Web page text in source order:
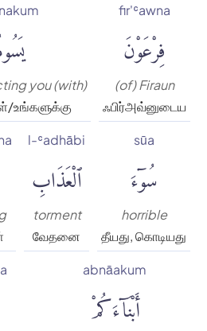
fir'ʿawna
فِرْعَوْنَ
(of) Firaun
ஃபிர்அவ்னுடைய
you (with)
உங்களுக்கு
sūa
سُوٓءَ
horrible
தீயது, கொடியது
l-ʿadhābi
ٱلْعَذَابِ
torment
வேதனை
abnāakum
أَبْنَآءَكُمْ